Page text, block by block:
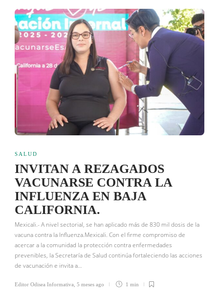
SALUD
INVITAN A REZAGADOS
VACUNARSE CONTRA LA
INFLUENZA EN BAJA
CALIFORNIA.
Mexicali.- A nivel sectorial, se han aplicado más de 830 mil dosis de la
vacuna contra la Influenza.Mexicali. Con el firme compromiso de
acercar a la comunidad la protección contra enfermedades
prevenibles, la Secretaría de Salud continúa fortaleciendo las acciones
de vacunación e invita a…
Editor Odisea Informativa 5 meses ago 1 min